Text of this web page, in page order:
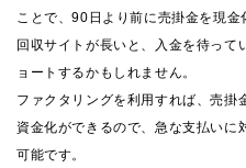
ことで、90日より前に売掛金を現金
回収サイトが長いと、入金を待って
ョートするかもしれません。
ファクタリングを利用すれば、売掛
資金化ができるので、急な支払いに
可能です。